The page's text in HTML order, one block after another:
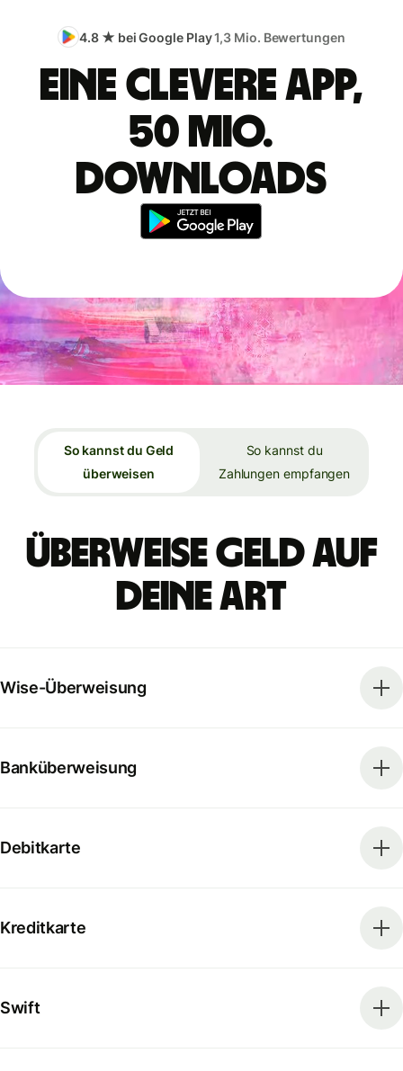
4.8 ★ bei Google Play1,3 Mio. Bewertungen
Eine clevere App,
50 Mio.
Downloads
So kannst du Geld
überweisen
So kannst du
Zahlungen empfangen
Überweise Geld auf
deine Art
Wise-Überweisung
Banküberweisung
Debitkarte
Kreditkarte
Swift